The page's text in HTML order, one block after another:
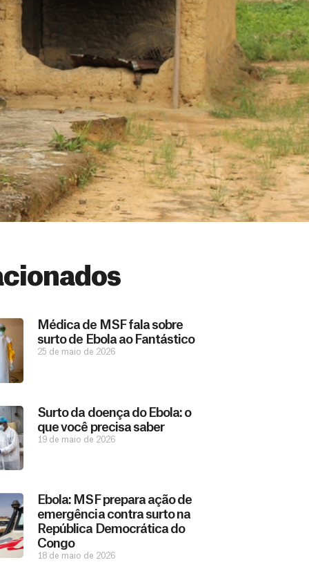
Médica de MSF fala sobre
surto de Ebola ao Fantástico
25 de maio de 2026
Surto da doença do Ebola: o
que você precisa saber
19 de maio de 2026
Ebola: MSF prepara ação de
emergência contra surto na
República Democrática do
Congo
18 de maio de 2026